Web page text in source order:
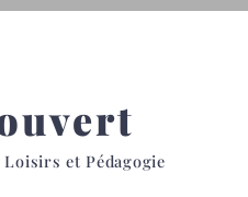
et Pédagogie